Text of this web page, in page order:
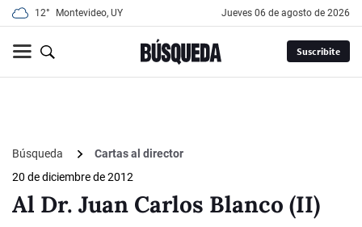
12° Montevideo, UY jueves 06 de agosto de 2026
Suscribite
Búsqueda
Cartas al director
20 de diciembre de 2012
Al Dr. Juan Carlos Blanco (II)